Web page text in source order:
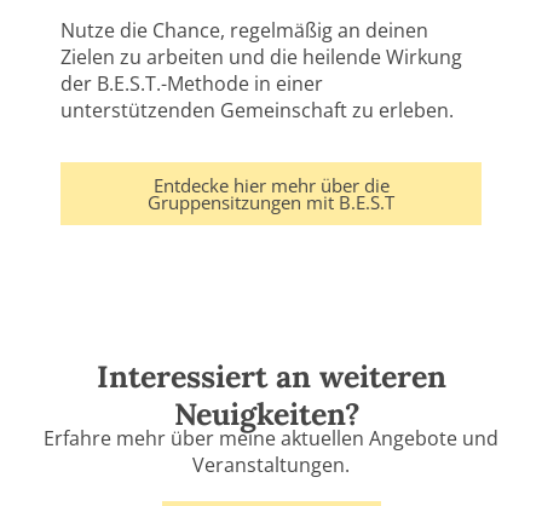
Nutze die Chance, regelmäßigan deinen
Zielen zu arbeiten und die heilende Wirkung
der B.E.S.T.-Methode in einer
unterstützenden Gemeinschaftzu erleben.
Entdecke hier mehr über die
Gruppensitzungen mit B.E.S.T
Interessiert an weiteren
Neuigkeiten?
Erfahre mehr über meine aktuellen Angebote und
Veranstaltungen.